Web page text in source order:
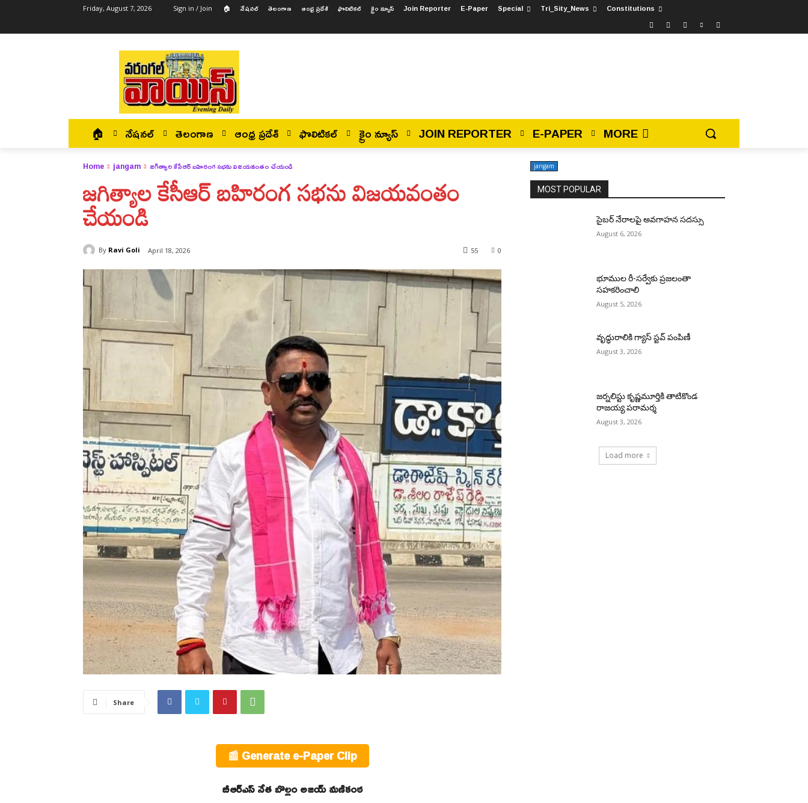
Friday, August 7, 2026 Sign in / Join 🏠 నేషనల్ తెలంగాణ ఆంధ్ర ప్రదేశ్ ఫొలిటికల్ క్రైం న్యూస్ Join Reporter E-Paper Special Tri_Sity_News Constitutions
🏠 నేషనల్ తెలంగాణ ఆంధ్ర ప్రదేశ్ ఫొలిటికల్ క్రైం న్యూస్ JOIN REPORTER E-PAPER MORE
Home jangam జగిత్యాల కేసీఆర్ బహిరంగ సభను విజయవంతం చేయండి jangam
జగిత్యాల కేసీఆర్ బహిరంగ సభను విజయవంతం
చేయండి
By Ravi Goli April 18, 2026 0
55
Share
📰 Generate e-Paper Clip
బీఆర్ఎస్ నేత బొల్లం అజయ్ మణికంఠ
MOST POPULAR
సైబర్ నేరాలపై అవగాహన సదస్సు
August 6, 2026
భూముల రీ-సర్వేకు ప్రజలంతా
సహకరించాలి
August 5, 2026
వృద్ధురాలికి గ్యాస్ స్టవ్ పంపిణీ
August 3, 2026
జర్నలిస్టు కృష్ణమూర్తికి తాటికొండ
రాజయ్య పరామర్శ
August 3, 2026
Load more